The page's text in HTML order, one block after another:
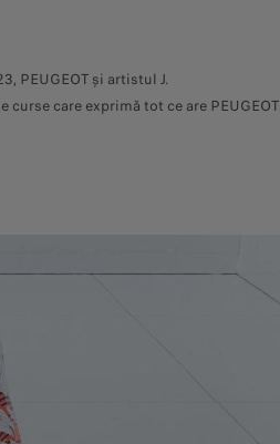
PEUGEOT și artistul J.
care exprimă tot ce are PEUGEOT